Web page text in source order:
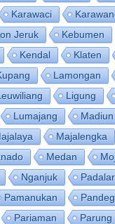
Karawaci
Jeruk Kebumen
Kendal Klaten
Lamongan
Ligung
Lumajang Madiun
Majalengka
Medan
Nganjuk
Pamanukan
Pariaman Parung